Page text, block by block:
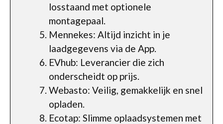
losstaand met optionele
montagepaal.
Mennekes: Altijd inzicht in je
laadgegevens via de App.
EVhub: Leverancier die zich
onderscheidt op prijs.
Webasto: Veilig, gemakkelijk en snel
opladen.
Ecotap: Slimme oplaadsystemen met